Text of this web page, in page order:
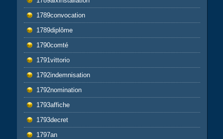
1789convocation
1789diplôme
1790comté
1791vittorio
1792indemnisation
1792nomination
1793affiche
1793decret
1797an